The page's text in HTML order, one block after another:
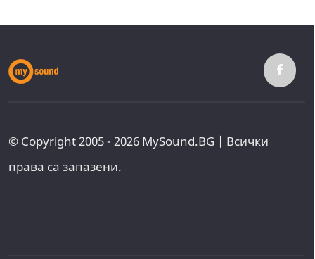
© Copyright 2005 - 2026 MySound.BG | Всички
права са запазени.